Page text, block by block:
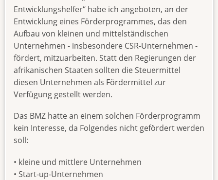
Entwicklungshelfer“ habe ich angeboten, an der
Entwicklung eines Förderprogrammes, das den
Aufbau von kleinen und mittelständischen
Unternehmen - insbesondere CSR-Unternehmen -
fördert, mitzuarbeiten. Statt den Regierungen der
afrikanischen Staaten sollten die Steuermittel
diesen Unternehmen als Fördermittel zur
Verfügung gestellt werden.
Das BMZ hatte an einem solchen Förderprogramm
kein Interesse, da Folgendes nicht gefördert werden
soll:
• kleine und mittlere Unternehmen
• Start-up-Unternehmen